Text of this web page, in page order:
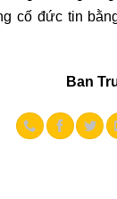
cố đức tin
Ban